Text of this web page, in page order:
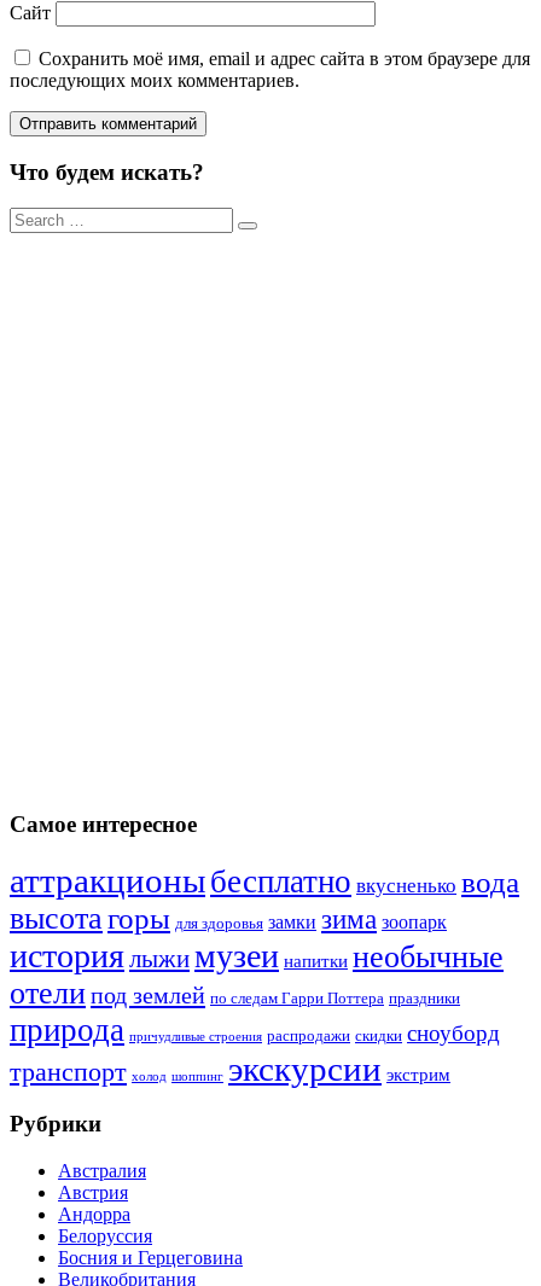
Сайт
Сохранить моё имя, email и адрес сайта в этом браузере для
последующих моих комментариев.
Что будем искать?
Результаты
поиска
Самое интересное
аттракционыбесплатно вкусненько вода
высота горы для здоровья замки зима зоопарк
историялыжимузеи напитки необычные
отелипод землей по следам Гарри Поттера праздники
природа причудливые строения распродажи скидки сноуборд
транспорт холод шоппинг экскурсии экстрим
Рубрики
Австралия
Австрия
Андорра
Белоруссия
Босния и Герцеговина
Великобритания